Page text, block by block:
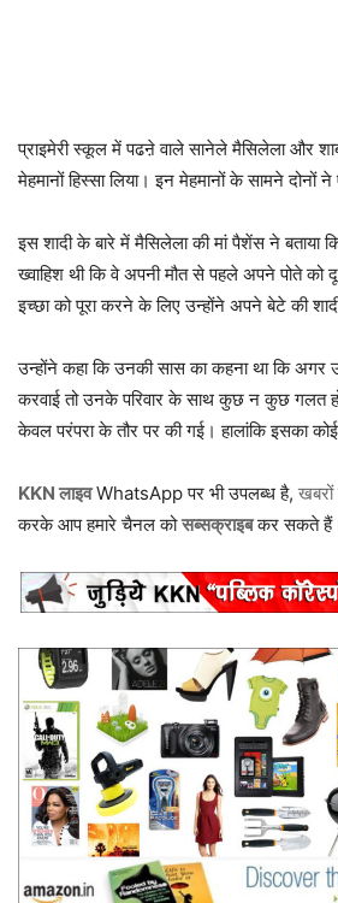
प्राइमेरी स्कूल में पढऩे वाले सानेले मैसिलेला और
मेहमानों हिस्सा लिया। इन मेहमानों के सामने दोनों
इस शादी के बारे में मैसिलेला की मां पैशेंस ने बताया
ख्वाहिश थी कि वे अपनी मौत से पहले अपने पोते
इच्छा को पूरा करने के लिए उन्होंने अपने बेटे की
उन्होंने कहा कि उनकी सास का कहना था कि अगर
करवाई तो उनके परिवार के साथ कुछ न कुछ गलत
केवल परंपरा के तौर पर की गई। हालांकि इसका
KKN लाइवWhatsApp पर भी उपलब्ध है,
करके आप हमारे चैनल कोसब्सक्राइबकर सकते